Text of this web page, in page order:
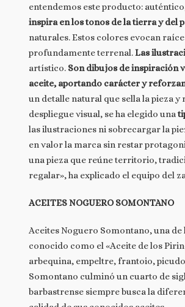
entendemos este producto:
inspira en los tonos de la tierra y del
naturales. Estos colores evocan
profundamente terrenal.Las
artístico. Son dibujos de inspiración
aceite, aportando carácter y
un detalle natural que sella la pieza
despliegue visual, se ha elegido una
las ilustraciones ni sobrecargar la
en valor la marca sin restar
una pieza que reúne territorio,
regalar», ha explicado el equipo del
ACEITES NOGUERO SOMONTANO
Aceites Noguero Somontano, una
conocido como el «Aceite de los
arbequina, empeltre, frantoio,
Somontano culminó un cuarto de
barbastrense siempre busca la